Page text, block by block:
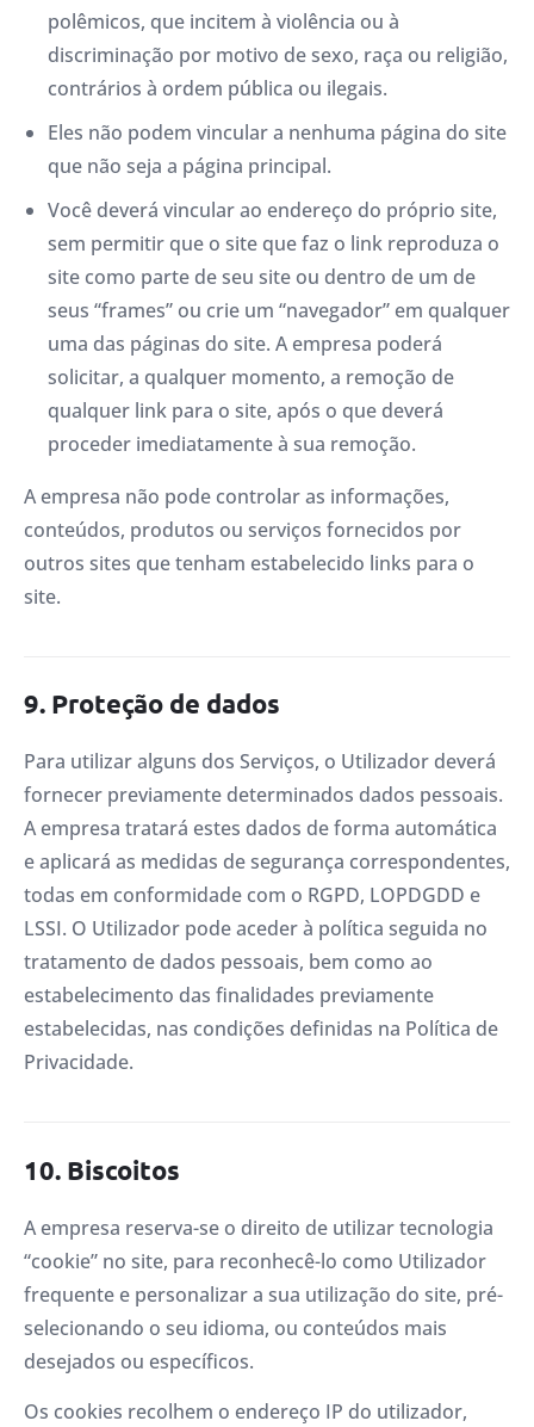
polêmicos, que incitem à violência ou à
discriminação por motivo de sexo, raça ou religião,
contrários à ordem pública ou ilegais.
Eles não podem vincular a nenhuma página do site
que não seja a página principal.
Você deverá vincular ao endereço do próprio site,
sem permitir que o site que faz o link reproduza o
site como parte de seu site ou dentro de um de
seus “frames” ou crie um “navegador” em qualquer
uma das páginas do site. A empresa poderá
solicitar, a qualquer momento, a remoção de
qualquer link para o site, após o que deverá
proceder imediatamente à sua remoção.
A empresa não pode controlar as informações,
conteúdos, produtos ou serviços fornecidos por
outros sites que tenham estabelecido links para o
site.
9. Proteção de dados
Para utilizar alguns dos Serviços, o Utilizador deverá
fornecer previamente determinados dados pessoais.
A empresa tratará estes dados de forma automática
e aplicará as medidas de segurança correspondentes,
todas em conformidade com o RGPD, LOPDGDD e
LSSI. O Utilizador pode aceder à política seguida no
tratamento de dados pessoais, bem como ao
estabelecimento das finalidades previamente
estabelecidas, nas condições definidas na Política de
Privacidade.
10. Biscoitos
A empresa reserva-se o direito de utilizar tecnologia
“cookie” no site, para reconhecê-lo como Utilizador
frequente e personalizar a sua utilização do site, pré-
selecionando o seu idioma, ou conteúdos mais
desejados ou específicos.
Os cookies recolhem o endereço IP do utilizador,